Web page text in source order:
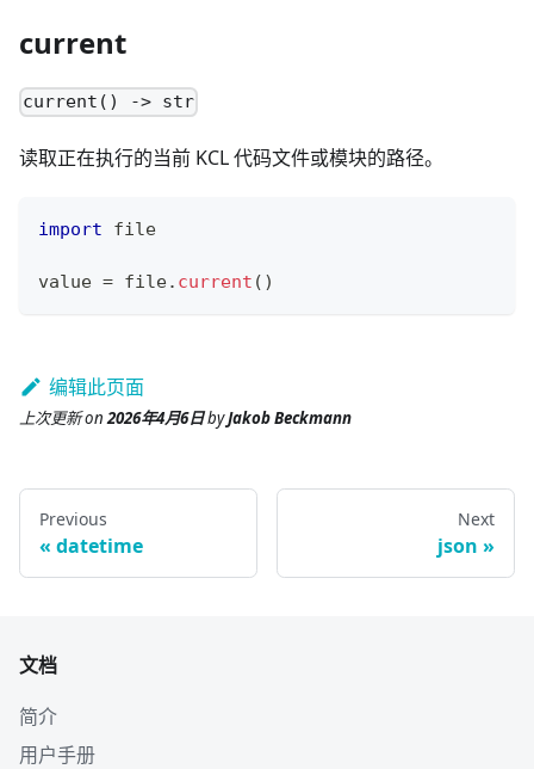
current
current() -> str
读取正在执行的当前 KCL 代码文件或模块的路径。
import file
value = file. current ()
编辑此页面
上次更新on2026年4月6日byJakob Beckmann
Previous
datetime
Next
json
文档
简介
用户手册